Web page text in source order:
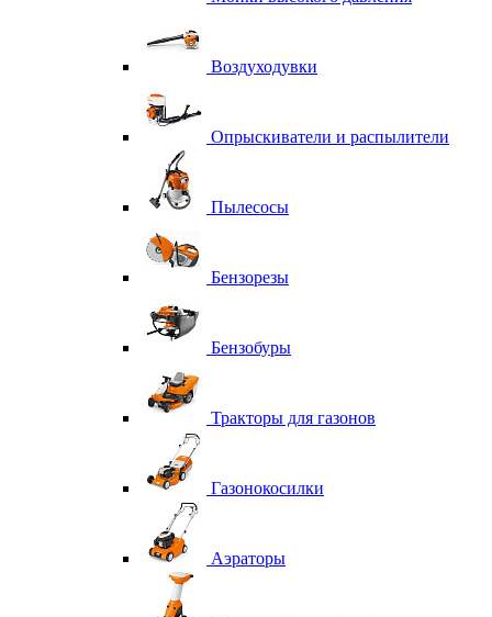
Воздуходувки
Опрыскиватели и распылители
Пылесосы
Бензорезы
Бензобуры
Тракторы для газонов
Газонокосилки
Аэраторы